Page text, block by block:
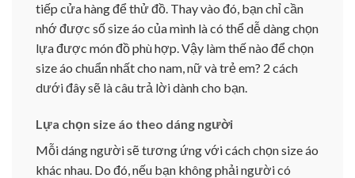
tiếp cửa hàng để thử đồ. Thay vào đó, bạn chỉ cần
nhớ được số size áo của mình là có thể dễ dàng chọn
lựa được món đồ phù hợp. Vậy làm thế nào để chọn
size áo chuẩn nhất cho nam, nữ và trẻ em? 2 cách
dưới đây sẽ là câu trả lời dành cho bạn.
Lựa chọn size áo theo dáng người
Mỗi dáng người sẽ tương ứng với cách chọn size áo
khác nhau. Do đó, nếu bạn không phải người có